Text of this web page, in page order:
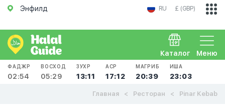
Энфилд RU £ (GBP)
Меню
Каталог
ФАДЖР
02:54
ВОСХОД
05:29
ЗУХР
13:11
АСР
17:12
МАГРИБ
20:39
ИША
23:03
Главная Ресторан Pinar Kebab